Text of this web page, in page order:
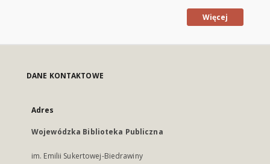
Więcej
DANE KONTAKTOWE
Adres
Wojewódzka Biblioteka Publiczna
im. Emilii Sukertowej-Biedrawiny